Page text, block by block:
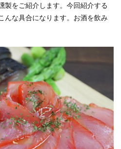
製をご紹介します。今回紹介する
んな具合になります。お酒を飲み